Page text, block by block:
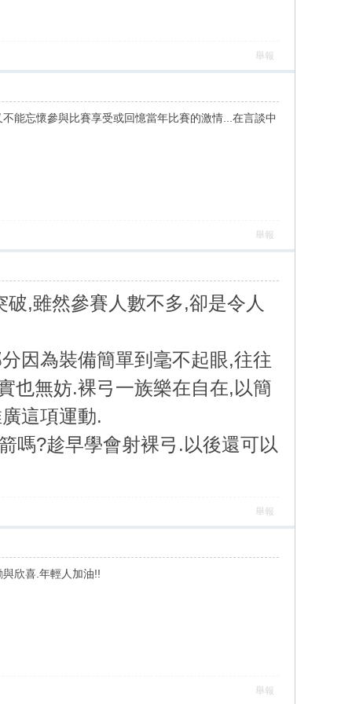
舉報
能忘懷參與比賽享受或回憶當年比賽的激情...在言談中
舉報
,雖然參賽人數不多,卻是令人
因為裝備簡單到毫不起眼,往往
也無妨.裸弓一族樂在自在,以簡
這項運動.
嗎?趁早學會射裸弓.以後還可以
舉報
欣喜.年輕人加油!!
舉報